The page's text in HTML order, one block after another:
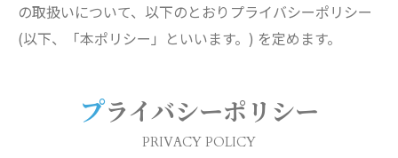
の取扱いについて、以下のとおりプライバシーポリシー
(以下、「本ポリシー」といいます。) を定めます。
プライバシーポリシー
PRIVACY POLICY